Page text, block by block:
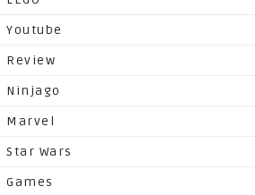
Youtube
Review
Ninjago
Marvel
Star Wars
Games